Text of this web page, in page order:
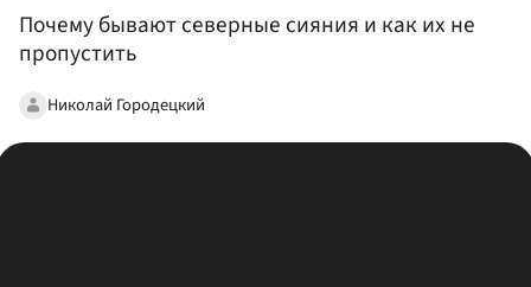
Почему бывают северные сияния и как их не
пропустить
Николай Городецкий